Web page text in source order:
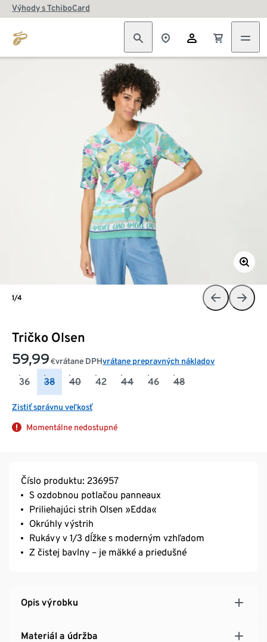
Výhody s TchiboCard
Tričko Olsen
59,99 €vrátane DPHvrátane prepravných nákladov
36 38 40 42 44 46 48
Zistiť správnu veľkosť
Momentálne nedostupné
1/4
Číslo produktu: 236957
S ozdobnou potlačou panneaux
Priliehajúci strih Olsen »Edda«
Okrúhly výstrih
Rukávy v 1/3 dĺžke s moderným vzhľadom
Z čistej bavlny – je mäkké a priedušné
Opis výrobku
Materiál a údržba